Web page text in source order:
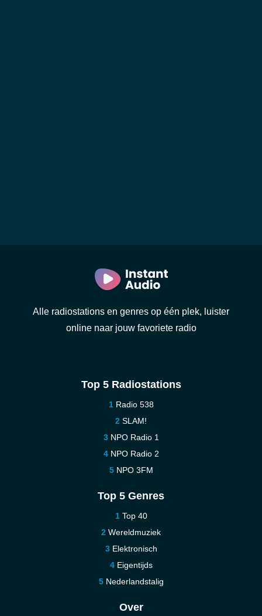
Alle radiostations en genres op één plek, luister
online naar jouw favoriete radio
Top 5 Radiostations
Radio 538
SLAM!
NPO Radio 1
NPO Radio 2
NPO 3FM
Top 5 Genres
Top 40
Wereldmuziek
Elektronisch
Eigentijds
Nederlandstalig
Over